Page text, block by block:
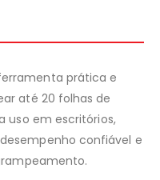
prática e
até 20 folhas de
uso em escritórios,
confiável e